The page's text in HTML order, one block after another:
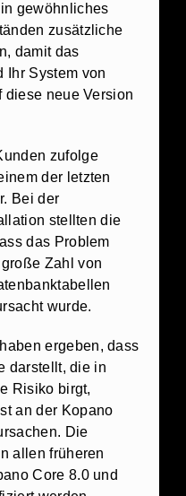
gewöhnliches
zusätzliche
damit das
Ihr System von
diese neue Version
zufolge
der letzten
Bei der
stellten die
das Problem
Zahl von
wurde.
ergeben, dass
darstellt, die in
Risiko birgt,
an der Kopano
Die
allen früheren
Core 8.0 und